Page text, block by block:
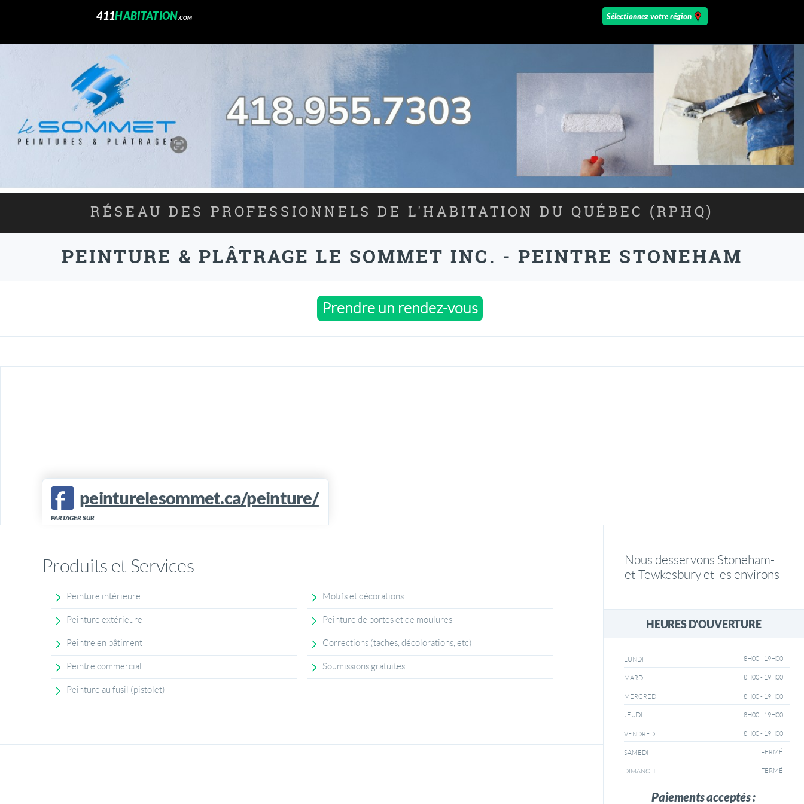
411HABITATION .COM
RÉSEAU DES PROFESSIONNELS DE L'HABITATION DU QUÉBEC (RPHQ)
PEINTURE & PLÂTRAGE LE SOMMET INC. - PEINTRE STONEHAM
Prendre un rendez-vous
peinturelesommet.ca/peinture/
PARTAGER SUR
Produits et Services
Peinture intérieure
Peinture extérieure
Peintre en bâtiment
Peintre commercial
Peinture au fusil (pistolet)
Motifs et décorations
Peinture de portes et de moulures
Corrections (taches, décolorations, etc)
Soumissions gratuites
Nous desservons Stoneham-
et-Tewkesbury et les environs
HEURES D'OUVERTURE
LUNDI 8H00 - 19H00
MARDI 8H00 - 19H00
MERCREDI 8H00 - 19H00
JEUDI 8H00 - 19H00
VENDREDI 8H00 - 19H00
SAMEDI FERMÉ
DIMANCHE FERMÉ
Paiements acceptés :